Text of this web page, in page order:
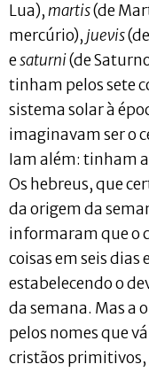
Lua),martis(de
mercúrio), juevis
esaturni(de
tinham pelos sete
sistema solar à
imaginavam ser o
Iam além: tinham
Os hebreus, que
da origem da
informaram que o
coisas em seis dias
estabelecendo o
da semana. Mas a
pelos nomes que
cristãos primitivos,